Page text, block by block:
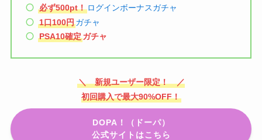
必ず500pt！ ログインボーナスガチャ
1口100円ガチャ
PSA10確定ガチャ
＼ 新規ユーザー限定！ ／
初回購入で最大90%OFF！
DOPA！（ドーパ）
公式サイトはこちら